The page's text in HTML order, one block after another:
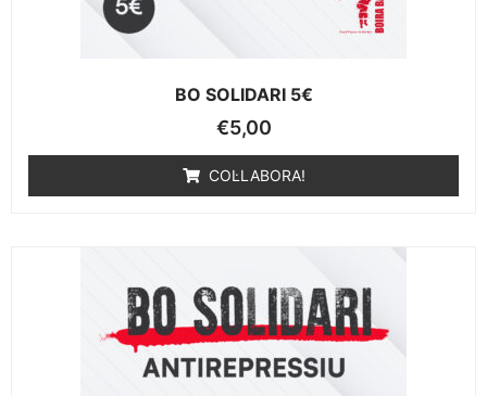
BO SOLIDARI 5€
€5,00
COL·LABORA!